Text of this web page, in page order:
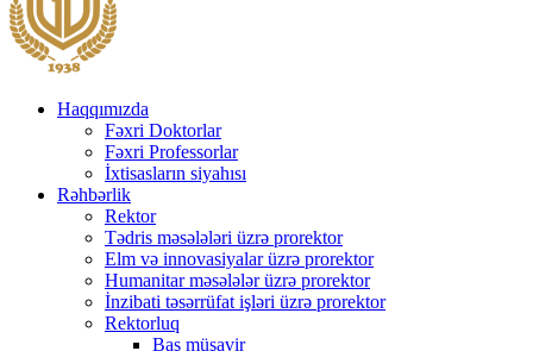
Haqqımızda
Fəxri Doktorlar
Fəxri Professorlar
İxtisasların siyahısı
Rəhbərlik
Rektor
Tədris məsələləri üzrə prorektor
Elm və innovasiyalar üzrə prorektor
Humanitar məsələlər üzrə prorektor
İnzibati təsərrüfat işləri üzrə prorektor
Rektorluq
Baş müşavir